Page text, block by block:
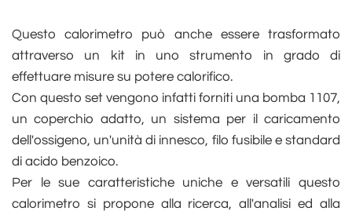
Questo calorimetro può anche essere trasformato
attraverso un kit in uno strumento in grado di
effettuare misure su potere calorifico.
Con questo set vengono infatti forniti una bomba 1107,
un coperchio adatto, un sistema per il caricamento
dell'ossigeno, un'unità di innesco, filo fusibile e standard
di acido benzoico.
Per le sue caratteristiche uniche e versatili questo
calorimetro si propone alla ricerca, all'analisi ed alla